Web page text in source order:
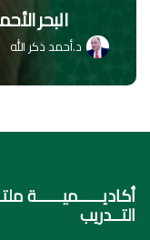
البحر
د.أحمد ذكر الله
أكاديـــــميـــــة
التــدريب